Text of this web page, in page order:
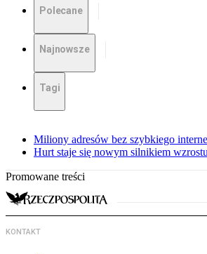
Polecane
Najnowsze
Tagi
Miliony adresów bez szybkiego
Hurt staje się nowym silnikiem
Promowane treści
KONTAKT